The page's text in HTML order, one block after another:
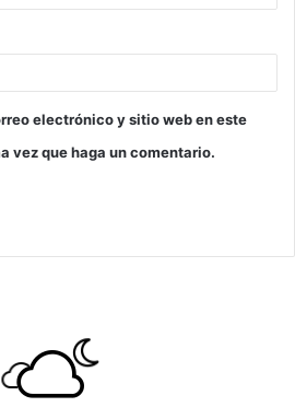
electrónico y sitio web en este
vez que haga un comentario.